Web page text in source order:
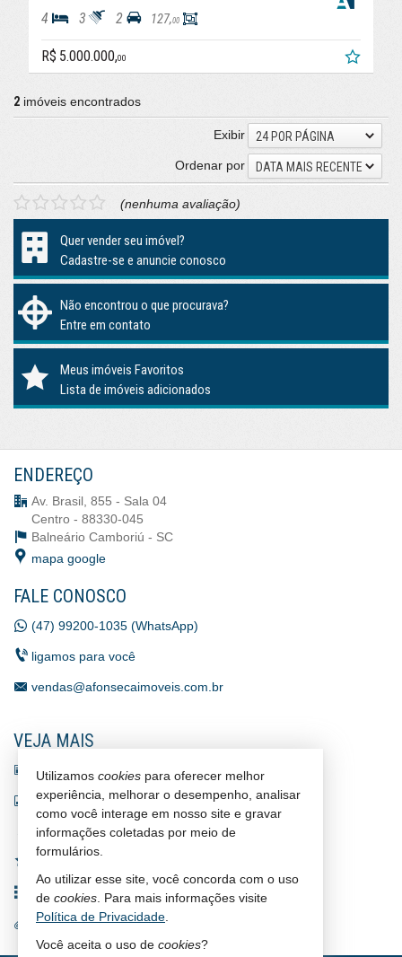
4 3 2 127,00
R$ 5.000.000,00
2 imóveis encontrados
Exibir
24 POR PÁGINA
Ordenar por
DATA MAIS RECENTE
(nenhuma avaliação)
Quer vender seu imóvel?
Cadastre-se e anuncie conosco
Não encontrou o que procurava?
Entre em contato
Meus imóveis Favoritos
Lista de imóveis adicionados
ENDEREÇO
Av. Brasil, 855 - Sala 04
Centro - 88330-045
Balneário Camboriú - SC
mapa google
FALE CONOSCO
(47) 99200-1035 (WhatsApp)
ligamos para você
vendas@afonsecaimoveis.com.br
VEJA MAIS
receba nosso newsletter
indicadores financeiros
cadastre seu imóvel
mapa de imóveis
trabalhe conosco
Utilizamos cookies para oferecer melhor
experiência, melhorar o desempenho, analisar
como você interage em nosso site e gravar
informações coletadas por meio de
formulários.
Ao utilizar esse site, você concorda com o uso
de cookies . Para mais informações visite
Política de Privacidade
Você aceita o uso de cookies?